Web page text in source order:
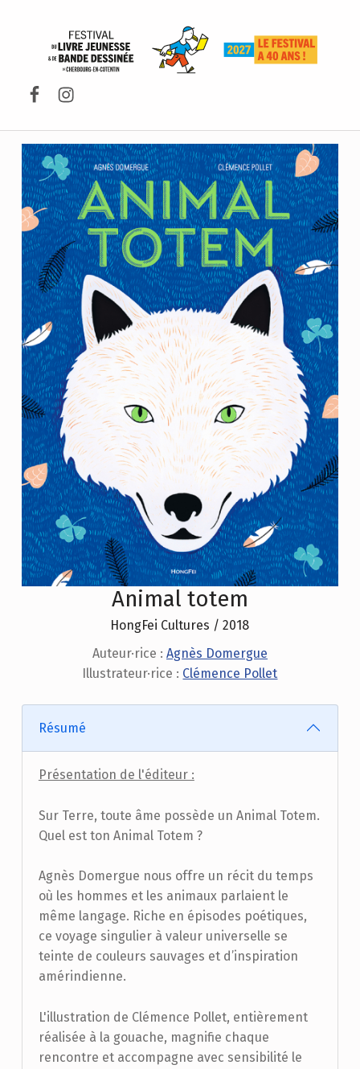
Facebook
Instagram
Animal totem
HongFei Cultures / 2018
Auteur·rice : Agnès Domergue
Illustrateur·rice : Clémence Pollet
Résumé
Présentation de l'éditeur :
Sur Terre, toute âme possède un Animal Totem.
Quel est ton Animal Totem ?
Agnès Domergue nous offre un récit du temps
où les hommes et les animaux parlaient le
même langage. Riche en épisodes poétiques,
ce voyage singulier à valeur universelle se
teinte de couleurs sauvages et d’inspiration
amérindienne.
L'illustration de Clémence Pollet, entièrement
réalisée à la gouache, magnifie chaque
rencontre et accompagne avec sensibilité le